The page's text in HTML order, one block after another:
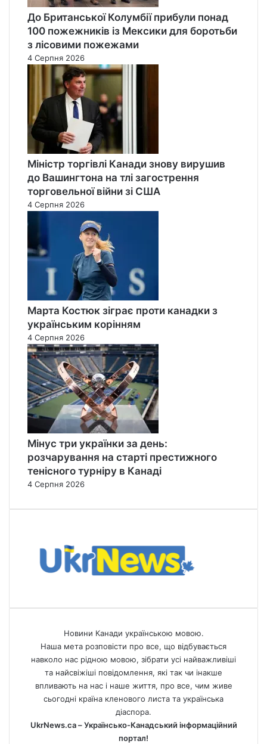
До Британської Колумбії прибули понад
100 пожежників із Мексики для боротьби
з лісовими пожежами
4 Серпня 2026
Міністр торгівлі Канади знову вирушив
до Вашингтона на тлі загострення
торговельної війни зі США
4 Серпня 2026
Марта Костюк зіграє проти канадки з
українським корінням
4 Серпня 2026
Мінус три українки за день:
розчарування на старті престижного
тенісного турніру в Канаді
4 Серпня 2026
Новини Канади українською мовою.
Наша мета розповісти про все, що відбувається
навколо нас рідною мовою, зібрати усі найважливіші
та найсвіжіші повідомлення, які так чи інакше
впливають на нас і наше життя, про все, чим живе
сьогодні країна кленового листа та українська
діаспора.
UkrNews.ca – Українсько-Канадський інформаційний
портал!